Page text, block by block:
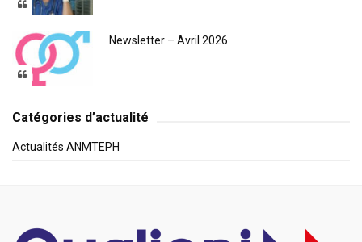
Newsletter – Avril 2026
Catégories d’actualité
Actualités ANMTEPH